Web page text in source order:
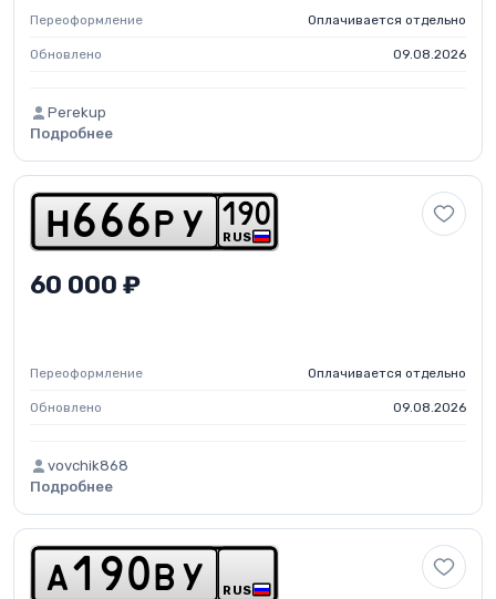
Переоформление Оплачивается отдельно
Обновлено 09.08.2026
Perekup
Подробнее
h 6 6 6 p y RUS
1 90
60 000 ₽
Переоформление Оплачивается отдельно
Обновлено 09.08.2026
vovchik868
Подробнее
a 1 9 0 b y RUS